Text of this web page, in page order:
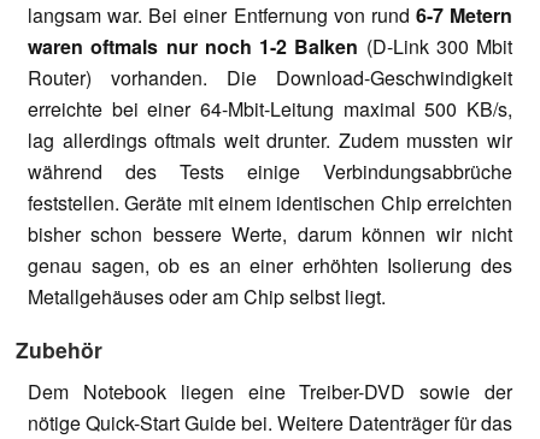
langsam war. Bei einer Entfernung von rund 6-7 Metern
waren oftmals nur noch 1-2 Balken (D-Link 300 Mbit
Router) vorhanden. Die Download-Geschwindigkeit
erreichte bei einer 64-Mbit-Leitung maximal 500 KB/s,
lag allerdings oftmals weit drunter. Zudem mussten wir
während des Tests einige Verbindungsabbrüche
feststellen. Geräte mit einem identischen Chip erreichten
bisher schon bessere Werte, darum können wir nicht
genau sagen, ob es an einer erhöhten Isolierung des
Metallgehäuses oder am Chip selbst liegt.
Zubehör
Dem Notebook liegen eine Treiber-DVD sowie der
nötige Quick-Start Guide bei. Weitere Datenträger für das